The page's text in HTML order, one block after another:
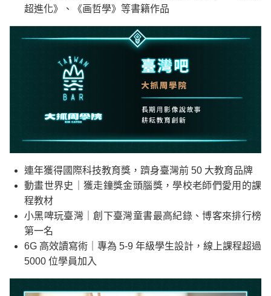
超進化》、《画哲學》等書籍作品
連年獲得國際科技教育獎，躋身臺灣前 50 大教育品牌
動畫世界史｜獲走鐘獎金頭腦獎，學校老師們愛用的課
程教材
小黑啤玩臺灣｜創下臺灣童書最高紀錄、博客來排行榜
第一名
6G 高效讀寫術｜專為 5-9 年級學生設計，線上課程超過
5000 位學員加入